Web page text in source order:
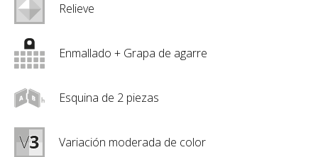
Relieve
Enmallado + Grapa de agarre
Esquina de 2 piezas
Variación moderada de color